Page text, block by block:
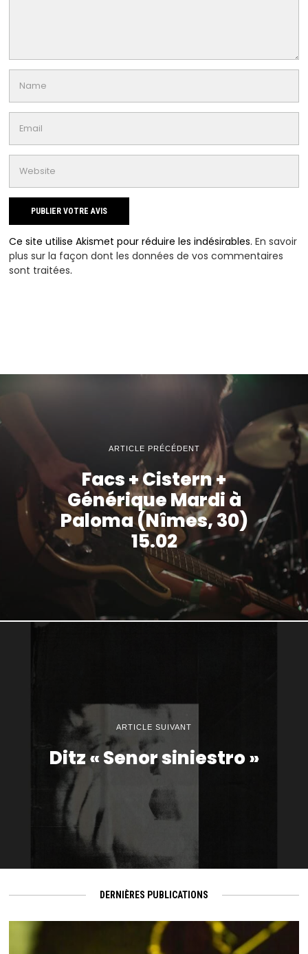
Ce site utilise Akismet pour réduire les indésirables.En savoir
plus sur la façon dont les données de vos commentaires
sont traitées.
ARTICLE PRÉCÉDENT
Facs + Cistern +
Générique Mardi à
Paloma (Nîmes, 30)
15.02
ARTICLE SUIVANT
Ditz « Senor siniestro »
DERNIÈRES PUBLICATIONS